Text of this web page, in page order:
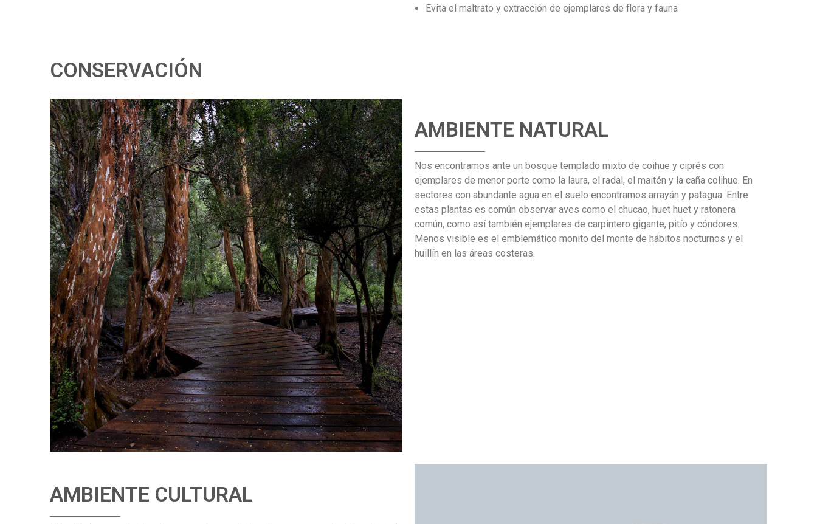
Evita el maltrato y extracción de ejemplares de flora y fauna
CONSERVACIÓN
AMBIENTE NATURAL
Nos encontramos ante un bosque templado mixto de coihue y ciprés con
ejemplares de menor porte como la laura, el radal, el maitén y la caña colihue. En
sectores con abundante agua en el suelo encontramos arrayán y patagua. Entre
estas plantas es común observar aves como el chucao, huet huet y ratonera
común, como así también ejemplares de carpintero gigante, pitío y cóndores.
Menos visible es el emblemático monito del monte de hábitos nocturnos y el
huillín en las áreas costeras.
AMBIENTE CULTURAL